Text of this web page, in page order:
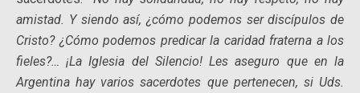
amistad. Y siendo así, ¿cómo podemos ser discípulos de
Cristo? ¿Cómo podemos predicar la caridad fraterna a los
fieles?… ¡La Iglesia del Silencio! Les aseguro que en la
Argentina hay varios sacerdotes que pertenecen, si Uds.